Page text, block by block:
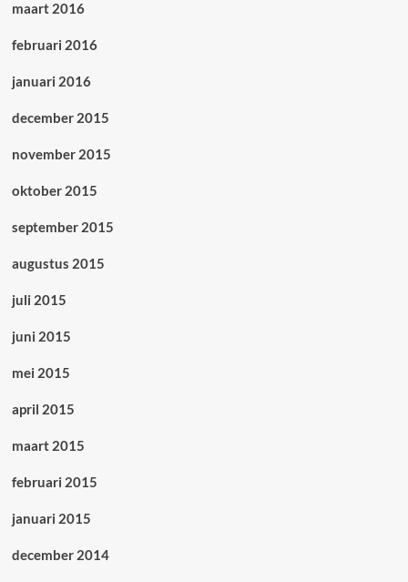
maart 2016
februari 2016
januari 2016
december 2015
november 2015
oktober 2015
september 2015
augustus 2015
juli 2015
juni 2015
mei 2015
april 2015
maart 2015
februari 2015
januari 2015
december 2014